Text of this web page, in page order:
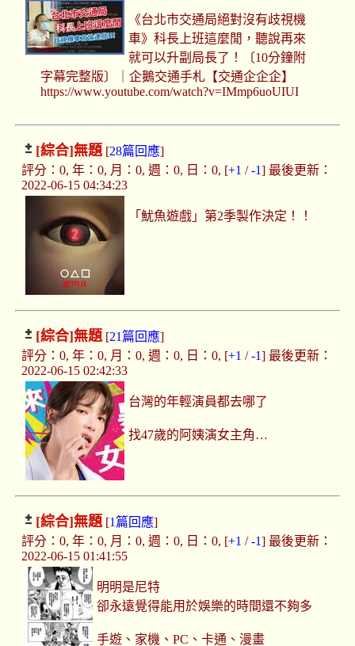
《台北市交通局絕對沒有歧視機
車》科長上班這麼閒，聽說再來
就可以升副局長了！〔10分鐘附
字幕完整版〕｜企鵝交通手札【交通企企企】
https://www.youtube.com/watch?v=IMmp6uoUIUI
[綜合]無題[28篇回應]
評分：0, 年：0, 月：0, 週：0, 日：0, [+1 /-1] 最後更新：
2022-06-15 04:34:23
「魷魚遊戲」第2季製作決定！！
[綜合]無題[21篇回應]
評分：0, 年：0, 月：0, 週：0, 日：0, [+1 /-1] 最後更新：
2022-06-15 02:42:33
台灣的年輕演員都去哪了
找47歲的阿姨演女主角…
[綜合]無題[1篇回應]
評分：0, 年：0, 月：0, 週：0, 日：0, [+1 /-1] 最後更新：
2022-06-15 01:41:55
明明是尼特
卻永遠覺得能用於娛樂的時間還不夠多
手遊、家機、PC、卡通、漫畫